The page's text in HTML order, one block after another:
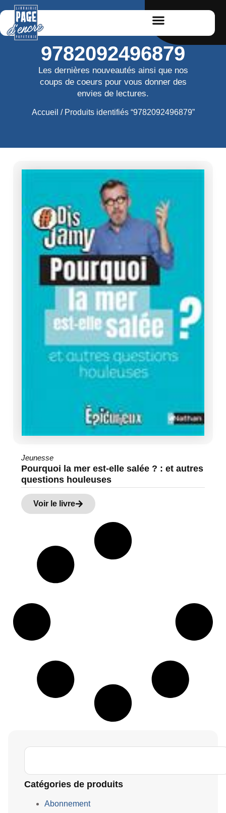
9782092496879
Les dernières nouveautés ainsi que nos
coups de coeurs pour vous donner des
envies de lectures.
Accueil / Produits identifiés “9782092496879”
Jeunesse
Pourquoi la mer est-elle salée ? : et autres
questions houleuses
Voir le livre
Catégories de produits
Abonnement